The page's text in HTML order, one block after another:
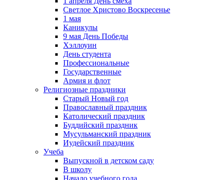
Светлое Христово Воскресенье
1 мая
Каникулы
9 мая День Победы
Хэллоуин
День студента
Профессиональные
Государственные
Армия и флот
Религиозные праздники
Старый Новый год
Православный праздник
Католический праздник
Буддийский праздник
Мусульманский праздник
Иудейский праздник
Учеба
Выпускной в детском саду
В школу
Начало учебного года